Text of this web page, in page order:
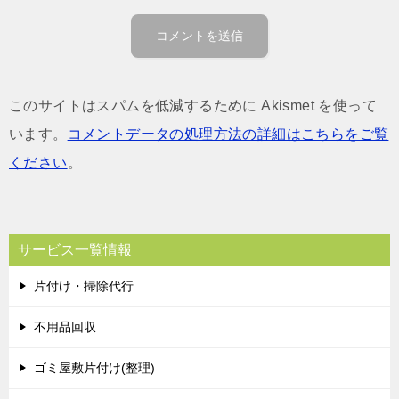
このサイトはスパムを低減するために Akismet を使って
います。
コメントデータの処理方法の詳細はこちらをご覧
ください 。
サービス一覧情報
片付け・掃除代行
不用品回収
ゴミ屋敷片付け(整理)